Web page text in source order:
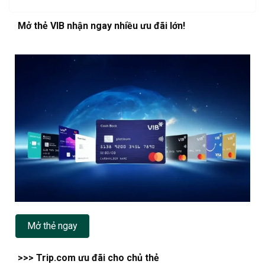
Mở thẻ VIB nhận ngay nhiều ưu đãi lớn!
Mở thẻ ngay
>>> Trip.com ưu đãi cho chủ thẻ